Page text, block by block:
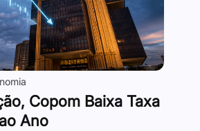
Copom Baixa Taxa
Ano